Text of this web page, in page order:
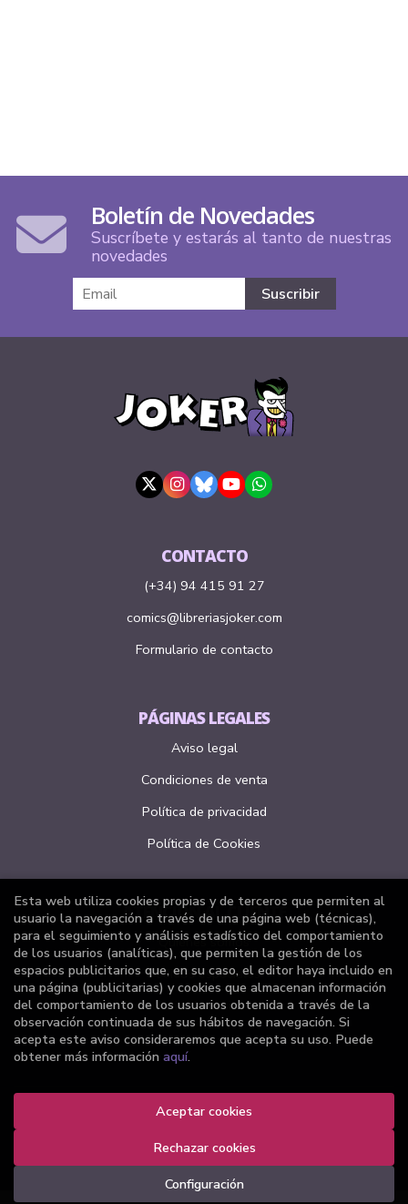
Boletín de Novedades
Suscríbete y estarás al tanto de nuestras
novedades
CONTACTO
(+34) 94 415 91 27
comics@libreriasjoker.com
Formulario de contacto
PÁGINAS LEGALES
Aviso legal
Condiciones de venta
Política de privacidad
Política de Cookies
ATENCIÓN AL CLIENTE
Quiénes somos
Pedidos especiales
Formulario de desistimiento
Librería Joker. Todos los Derechos Reservados |
Esta web utiliza cookies propias y de terceros que permiten al
usuario la navegación a través de una página web (técnicas),
para el seguimiento y análisis estadístico del comportamiento
de los usuarios (analíticas), que permiten la gestión de los
espacios publicitarios que, en su caso, el editor haya incluido en
una página (publicitarias) y cookies que almacenan información
del comportamiento de los usuarios obtenida a través de la
observación continuada de sus hábitos de navegación. Si
acepta este aviso consideraremos que acepta su uso. Puede
obtener más información aquí.
Configuración
Rechazar cookies
Aceptar cookies